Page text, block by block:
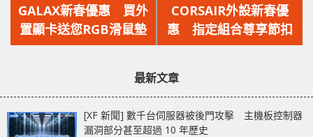
一
篇
文
GALAX新春優惠 買外
置顯卡送您RGB滑鼠墊
一
篇
文
CORSAIR外設新春優
惠 指定組合尊享節扣
最新文章
[XF 新聞] 數千台伺服器被後門攻擊 主機板控制器
漏洞部分甚至超過 10 年歷史